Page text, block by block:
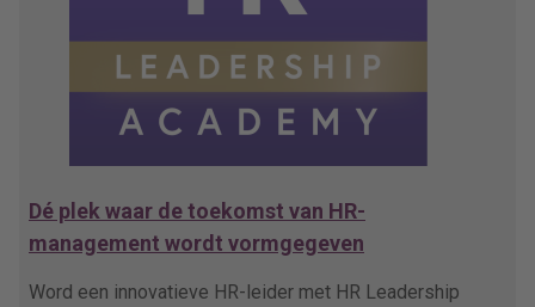
Dé plek waar de toekomst van HR-
management wordt vormgegeven
Word een innovatieve HR-leider met HR Leadership